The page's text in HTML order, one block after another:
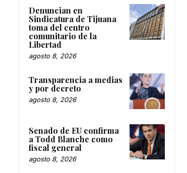
Denuncian en
Sindicatura de Tijuana
toma del centro
comunitario de la
Libertad
agosto 8, 2026
Transparencia a medias
y por decreto
agosto 8, 2026
Senado de EU confirma
a Todd Blanche como
fiscal general
agosto 8, 2026